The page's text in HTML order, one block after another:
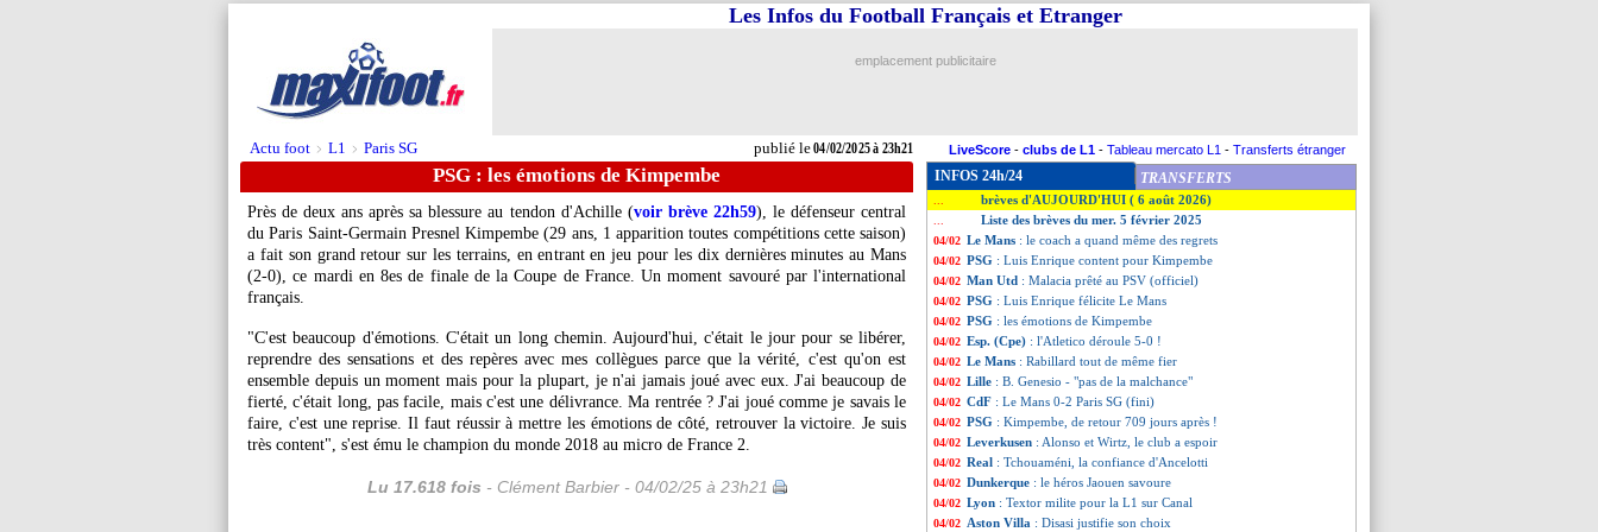
Actu foot > L1 > Paris SG publié le04/02/2025 à 23h21
Les Infos du Football Français et Etranger
emplacement publicitaire
LiveScore - clubs de L1 - Tableau mercato L1 - Transferts étranger
PSG : les émotions de Kimpembe
Près de deux ans après sa blessure au tendon d'Achille (voir brève 22h59), le défenseur central
du Paris Saint-Germain Presnel Kimpembe (29 ans, 1 apparition toutes compétitions cette saison)
a fait son grand retour sur les terrains, en entrant en jeu pour les dix dernières minutes au Mans
(2-0), ce mardi en 8es de finale de la Coupe de France. Un moment savouré par l'international
français.
"C'est beaucoup d'émotions. C'était un long chemin. Aujourd'hui, c'était le jour pour se libérer,
reprendre des sensations et des repères avec mes collègues parce que la vérité, c'est qu'on est
ensemble depuis un moment mais pour la plupart, je n'ai jamais joué avec eux. J'ai beaucoup de
fierté, c'était long, pas facile, mais c'est une délivrance. Ma rentrée ? J'ai joué comme je savais le
faire, c'est une reprise. Il faut réussir à mettre les émotions de côté, retrouver la victoire. Je suis
très content", s'est ému le champion du monde 2018 au micro de France 2.
Lu 17.618 fois - Clément Barbier - 04/02/25 à 23h21
INFOS 24h/24 TRANSFERTS
brèves d'AUJOURD'HUI ( 6 août 2026)
Liste des brèves du mer. 5 février 2025
04/02 Le Mans : le coach a quand même des regrets
04/02 PSG : Luis Enrique content pour Kimpembe
04/02 Man Utd : Malacia prêté au PSV (officiel)
04/02 PSG : Luis Enrique félicite Le Mans
04/02 PSG : les émotions de Kimpembe
04/02 Esp. (Cpe) : l'Atletico déroule 5-0 !
04/02 Le Mans : Rabillard tout de même fier
04/02 Lille : B. Genesio - "pas de la malchance"
04/02 CdF : Le Mans 0-2 Paris SG (fini)
04/02 PSG : Kimpembe, de retour 709 jours après !
04/02 Leverkusen : Alonso et Wirtz, le club a espoir
04/02 Real : Tchouaméni, la confiance d'Ancelotti
04/02 Dunkerque : le héros Jaouen savoure
04/02 Lyon : Textor milite pour la L1 sur Canal
04/02 Aston Villa : Disasi justifie son choix